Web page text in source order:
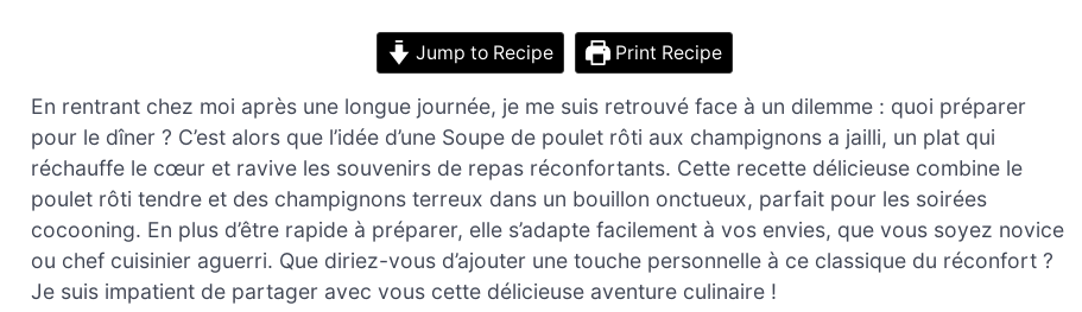
Jump to Recipe Print Recipe
En rentrant chez moi après une longue journée, je me suis retrouvé face à un dilemme : quoi préparer
pour le dîner ? C’est alors que l’idée d’une Soupe de poulet rôti aux champignons a jailli, un plat qui
réchauffe le cœur et ravive les souvenirs de repas réconfortants. Cette recette délicieuse combine le
poulet rôti tendre et des champignons terreux dans un bouillon onctueux, parfait pour les soirées
cocooning. En plus d’être rapide à préparer, elle s’adapte facilement à vos envies, que vous soyez novice
ou chef cuisinier aguerri. Que diriez-vous d’ajouter une touche personnelle à ce classique du réconfort ?
Je suis impatient de partager avec vous cette délicieuse aventure culinaire !